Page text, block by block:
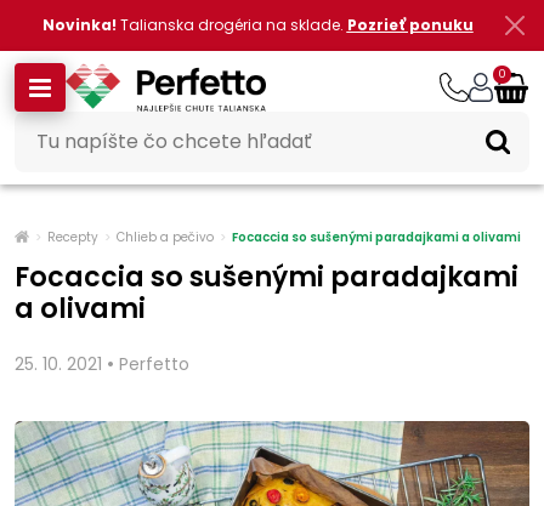
Novinka! Talianska drogéria na sklade. Pozrieť ponuku
0
Recepty Chlieb a pečivo Focaccia so sušenými paradajkami a olivami
Focaccia so sušenými paradajkami
a olivami
25. 10. 2021 • Perfetto